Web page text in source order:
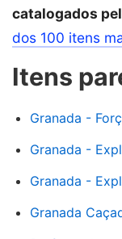
catalogados
dos 100 itens
Itens
Granada -
Granada -
Granada -
Granada